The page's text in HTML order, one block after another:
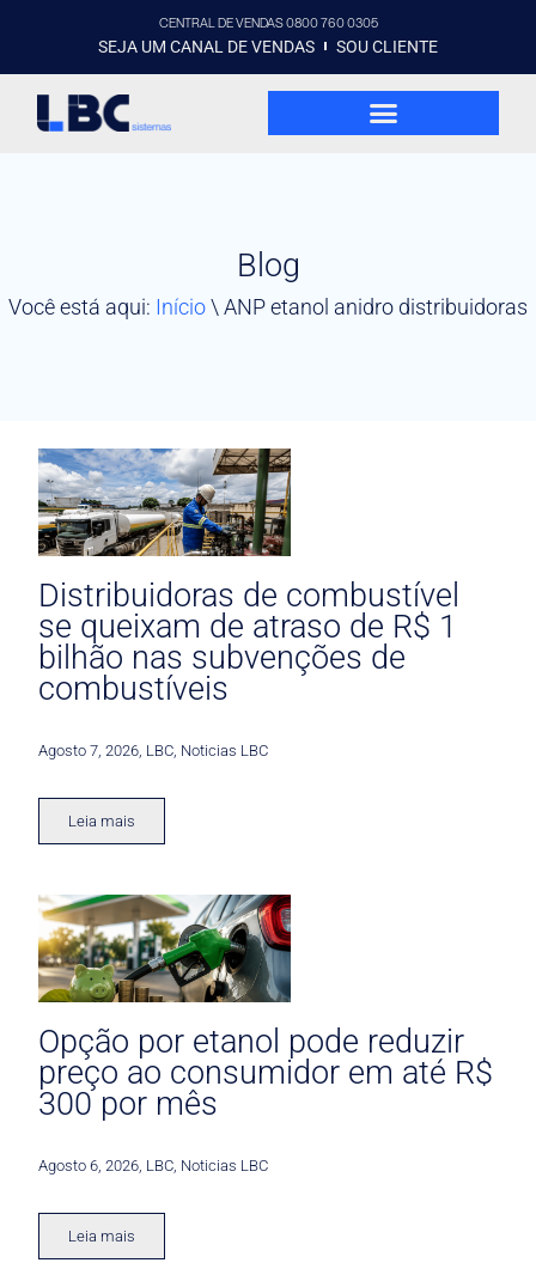
CENTRAL DE VENDAS 0800 760 0305
SEJA UM CANAL DE VENDAS SOU CLIENTE
Blog
Você está aqui: Início\ ANP etanol anidro distribuidoras
Distribuidoras de combustível
se queixam de atraso de R$ 1
bilhão nas subvenções de
combustíveis
Agosto 7, 2026 LBC Noticias LBC
Leia mais
Opção por etanol pode reduzir
preço ao consumidor em até R$
300 por mês
Agosto 6, 2026 LBC Noticias LBC
Leia mais